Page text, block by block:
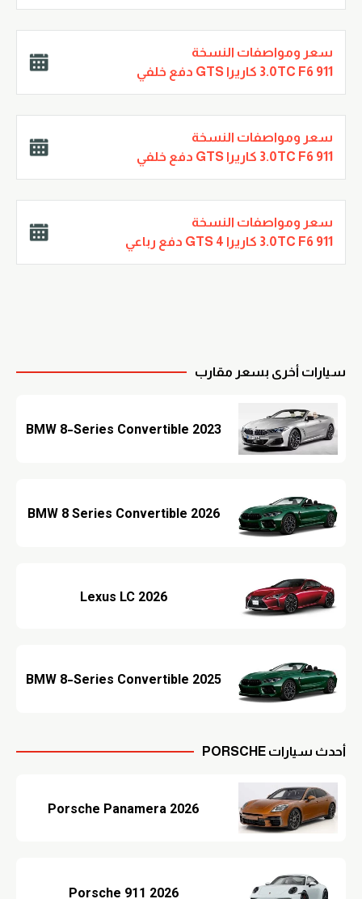
سعر ومواصفات النسخة
3.0TC F6 911 كاريرا GTS دفع خلفي
سعر ومواصفات النسخة
3.0TC F6 911 كاريرا GTS دفع خلفي
سعر ومواصفات النسخة
3.0TC F6 911 كاريرا 4 GTS دفع رباعي
سيارات أخرى بسعر مقارب
BMW 8-Series Convertible 2023
BMW 8 Series Convertible 2026
Lexus LC 2026
BMW 8-Series Convertible 2025
أحدث سيارات PORSCHE
Porsche Panamera 2026
Porsche 911 2026